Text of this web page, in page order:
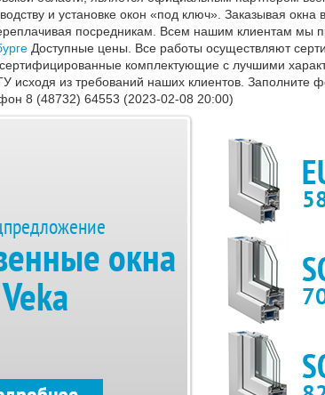
и установке окон «под ключ». Заказывая окна
посредникам. Всем нашим клиентам мы
Доступные цены. Все работы осуществляют
комплектующие с лучшими
из требований наших клиентов. Заполните
8 (48732) 64553 (2023-02-08 20:00)
окна
Veka